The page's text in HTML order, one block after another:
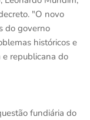
"O novo
do governo
históricos e
republicana do
fundiária do